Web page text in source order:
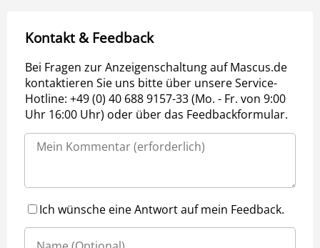
Kontakt & Feedback
Bei Fragen zur Anzeigenschaltung auf Mascus.de
kontaktieren Sie uns bitte über unsere Service-
Hotline: +49 (0) 40 688 9157-33 (Mo. - Fr. von 9:00
Uhr 16:00 Uhr) oder über das Feedbackformular.
Ich wünsche eine Antwort auf mein Feedback.